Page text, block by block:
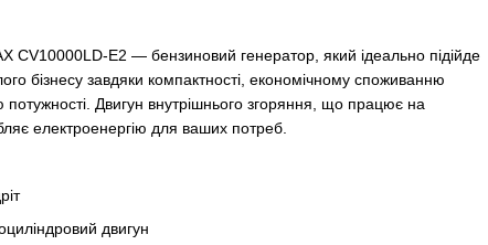
CV10000LD-E2 — бензиновий генератор, який ідеально підійде
бізнесу завдяки компактності, економічному споживанню
потужності. Двигун внутрішнього згоряння, що працює на
електроенергію для ваших потреб.
двигун